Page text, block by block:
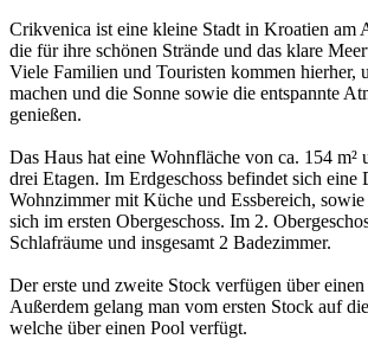
Crikvenica ist eine kleine Stadt in Kroatien am
die für ihre schönen Strände und das klare
Viele Familien und Touristen kommen hierher,
machen und die Sonne sowie die entspannte
genießen.
Das Haus hat eine Wohnfläche von ca. 154 m²
drei Etagen. Im Erdgeschoss befindet sich eine
Wohnzimmer mit Küche und Essbereich,
sich im ersten Obergeschoss. Im 2.
Schlafräume und insgesamt 2 Badezimmer.
Der erste und zweite Stock verfügen über
Außerdem gelang man vom ersten Stock auf
welche über einen Pool verfügt.